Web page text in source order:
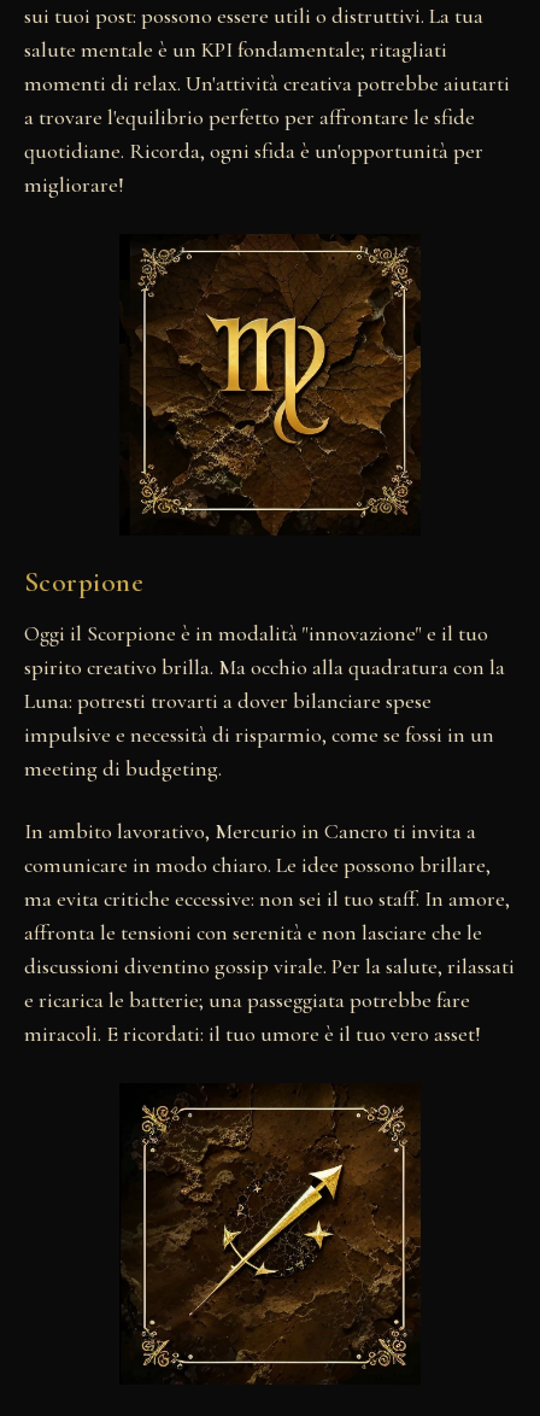
sui tuoi post: possono essere utili o distruttivi. La tua
salute mentale è un KPI fondamentale; ritagliati
momenti di relax. Un'attività creativa potrebbe aiutarti
a trovare l'equilibrio perfetto per affrontare le sfide
quotidiane. Ricorda, ogni sfida è un'opportunità per
migliorare!
Scorpione
Oggi il Scorpione è in modalità "innovazione" e il tuo
spirito creativo brilla. Ma occhio alla quadratura con la
Luna: potresti trovarti a dover bilanciare spese
impulsive e necessità di risparmio, come se fossi in un
meeting di budgeting.
In ambito lavorativo, Mercurio in Cancro ti invita a
comunicare in modo chiaro. Le idee possono brillare,
ma evita critiche eccessive: non sei il tuo staff. In amore,
affronta le tensioni con serenità e non lasciare che le
discussioni diventino gossip virale. Per la salute, rilassati
e ricarica le batterie; una passeggiata potrebbe fare
miracoli. E ricordati: il tuo umore è il tuo vero asset!